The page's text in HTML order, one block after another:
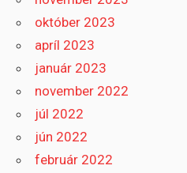
október 2023
apríl 2023
január 2023
november 2022
júl 2022
jún 2022
február 2022